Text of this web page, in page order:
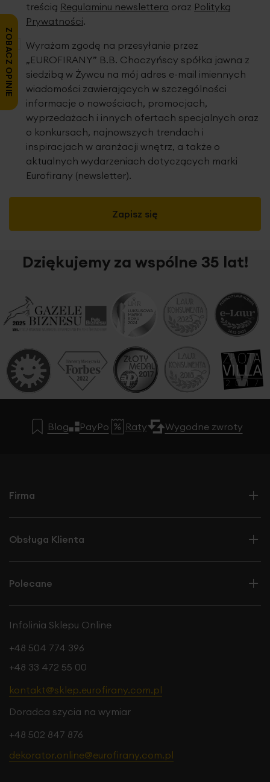
treścią Regulaminu newslettera oraz Polityką
Prywatności.
Zapisz się
Wyrażam zgodę na przesyłanie przez
„EUROFIRANY” B.B. Choczyńscy spółka jawna z
siedzibą w Żywcu na mój adres e-mail imiennych
wiadomości zawierających w szczególności
informacje o nowościach, promocjach,
wyprzedażach i innych ofertach specjalnych oraz
o konkursach, najnowszych trendach i
inspiracjach w aranżacji wnętrz, a także o
aktualnych wydarzeniach dotyczących marki
Eurofirany (newsletter).
Dziękujemy za wspólne 35 lat!
Blog PayPo Raty Wygodne zwroty
Firma
Obsługa Klienta
Polecane
Infolinia Sklepu Online
+48 504 774 396
+48 33 472 55 00
kontakt@sklep.eurofirany.com.pl
Doradca szycia na wymiar
+48 502 847 876
dekorator.online@eurofirany.com.pl
ZOBACZ OPINIE